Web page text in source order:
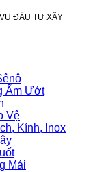
ĐẦU TƯ XÂY
Ẩm Ướt
Vệ
Kính, Inox
Mái